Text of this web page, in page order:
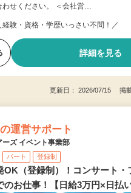
わせください。 ＜会社営…
経験・資格・学歴いっさい不問！／
詳細を見る
更新日： 2026/07/15 掲
運営サポート
ーズ イベント事業部
パート 登録制
OK（登録制）！コンサート・
のお仕事！【日給3万円×日払い